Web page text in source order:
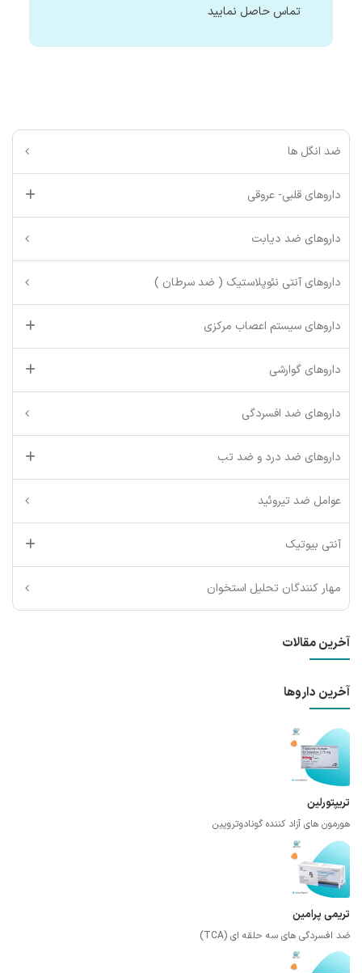
تماس حاصل نمایید
ضد انگل ها
داروهای قلبی- عروقی
داروهای ضد دیابت
داروهای آنتی نئوپلاستیک ( ضد سرطان )
داروهای سیستم اعصاب مرکزی
داروهای گوارشی
داروهای ضد افسردگی
داروهای ضد درد و ضد تب
عوامل ضد تیروئید
آنتی بیوتیک
مهار کنندگان تحلیل استخوان
آخرین مقالات
آخرین داروها
تریپتورلین
هورمون های آزاد کننده گونادوتروپین
تریمی پرامین
ضد افسردگی های سه حلقه ای (TCA)